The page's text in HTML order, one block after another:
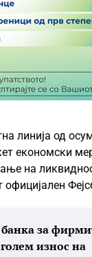
линија од
економски
на
за
износ на